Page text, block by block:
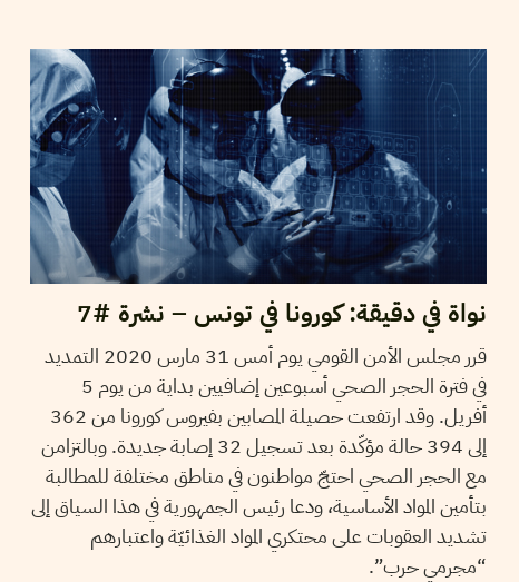
نواة في دقيقة: كورونا في تونس – نشرة #7
قرر مجلس الأمن القومي يوم أمس 31 مارس 2020 التمديد
في فترة الحجر الصحي أسبوعين إضافيين بداية من يوم 5
أفريل. وقد ارتفعت حصيلة المصابين بفيروس كورونا من 362
إلى 394 حالة مؤكّدة بعد تسجيل 32 إصابة جديدة. وبالتزامن
مع الحجر الصحي احتجّ مواطنون في مناطق مختلفة للمطالبة
بتأمين المواد الأساسية، ودعا رئيس الجمهورية في هذا السياق إلى
تشديد العقوبات على محتكري المواد الغذائيّة واعتبارهم
“مجرمي حرب”.